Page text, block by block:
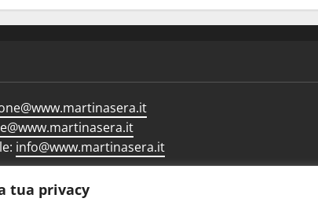
tua privacy
info@www.martinasera.it